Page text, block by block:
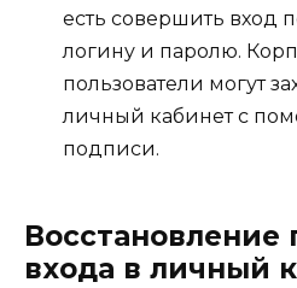
есть совершить вход
логину и паролю.
пользователи могут
личный кабинет с
подписи.
Восстановление
входа в личный